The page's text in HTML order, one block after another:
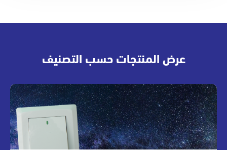
عرض المنتجات حسب التصنيف